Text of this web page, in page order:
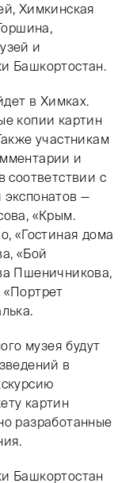
Химкинская
и
Башкортостан.
в Химках.
копии картин
участникам
и
соответствии с
—
«Крым.
«Гостиная дома
«Бой
Пшеничникова,
музея будут
в
картин
разработанные
Башкортостан